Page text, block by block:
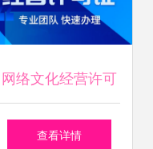
网络文化经营许可
证（文网文） 哪些
查看详情